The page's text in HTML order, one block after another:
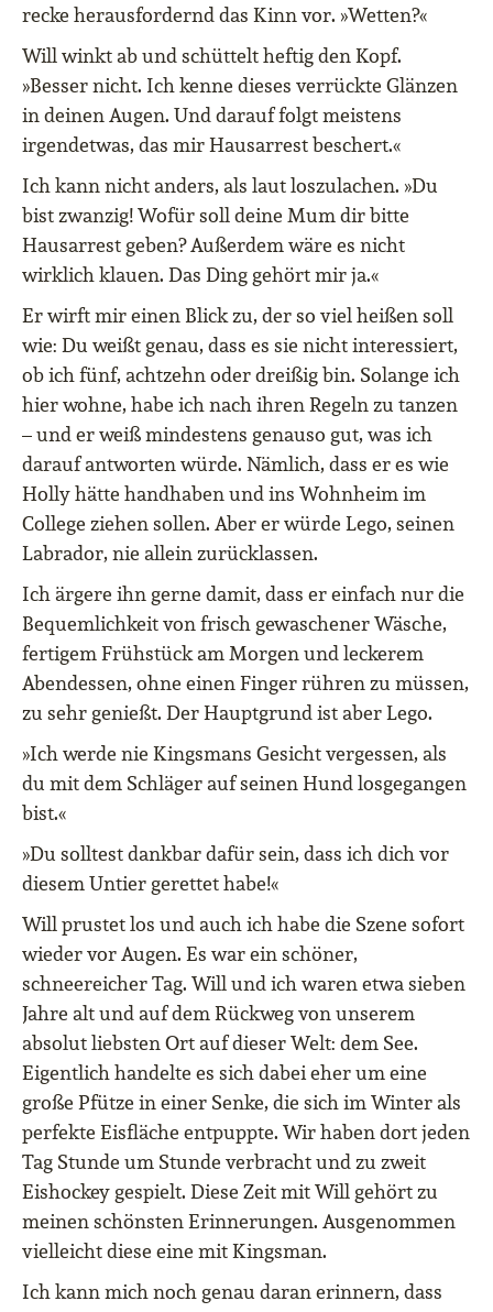
recke herausfordernd das Kinn vor. »Wetten?«
Will winkt ab und schüttelt heftig den Kopf.
»Besser nicht. Ich kenne dieses verrückte Glänzen
in deinen Augen. Und darauf folgt meistens
irgendetwas, das mir Hausarrest beschert.«
Ich kann nicht anders, als laut loszulachen. »Du
bist zwanzig! Wofür soll deine Mum dir bitte
Hausarrest geben? Außerdem wäre es nicht
wirklich klauen. Das Ding gehört mir ja.«
Er wirft mir einen Blick zu, der so viel heißen soll
wie: Du weißt genau, dass es sie nicht interessiert,
ob ich fünf, achtzehn oder dreißig bin. Solange ich
hier wohne, habe ich nach ihren Regeln zu tanzen
– und er weiß mindestens genauso gut, was ich
darauf antworten würde. Nämlich, dass er es wie
Holly hätte handhaben und ins Wohnheim im
College ziehen sollen. Aber er würde Lego, seinen
Labrador, nie allein zurücklassen.
Ich ärgere ihn gerne damit, dass er einfach nur die
Bequemlichkeit von frisch gewaschener Wäsche,
fertigem Frühstück am Morgen und leckerem
Abendessen, ohne einen Finger rühren zu müssen,
zu sehr genießt. Der Hauptgrund ist aber Lego.
»Ich werde nie Kingsmans Gesicht vergessen, als
du mit dem Schläger auf seinen Hund losgegangen
bist.«
»Du solltest dankbar dafür sein, dass ich dich vor
diesem Untier gerettet habe!«
Will prustet los und auch ich habe die Szene sofort
wieder vor Augen. Es war ein schöner,
schneereicher Tag. Will und ich waren etwa sieben
Jahre alt und auf dem Rückweg von unserem
absolut liebsten Ort auf dieser Welt: dem See.
Eigentlich handelte es sich dabei eher um eine
große Pfütze in einer Senke, die sich im Winter als
perfekte Eisfläche entpuppte. Wir haben dort jeden
Tag Stunde um Stunde verbracht und zu zweit
Eishockey gespielt. Diese Zeit mit Will gehört zu
meinen schönsten Erinnerungen. Ausgenommen
vielleicht diese eine mit Kingsman.
Ich kann mich noch genau daran erinnern, dass